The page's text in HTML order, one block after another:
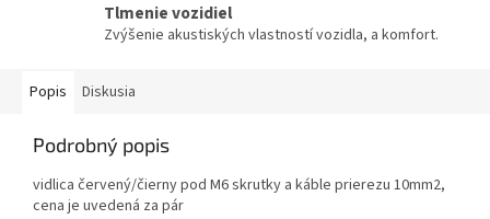
Tlmenie vozidiel
Zvýšenie akustiských vlastností vozidla, a komfort.
Popis Diskusia
Podrobný popis
vidlica červený/čierny pod M6 skrutky a káble prierezu 10mm2,
cena je uvedená za pár